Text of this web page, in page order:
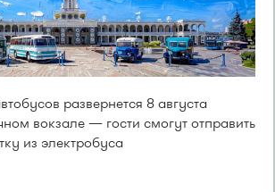
развернется 8 августа
вокзале — гости смогут отправить
из электробуса